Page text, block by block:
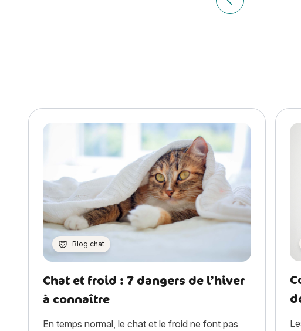
de
Article précédent
Blog chat
Chat et froid : 7 dangers de l’hiver
à connaître
En temps normal, le chat et le froid ne font pas